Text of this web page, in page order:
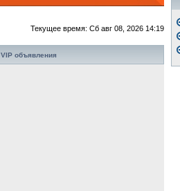
Текущее время: Сб авг 08, 2026 14:19
VIP объявления